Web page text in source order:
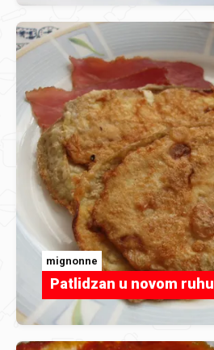
mignonne
Patlidzan u novom ruhu